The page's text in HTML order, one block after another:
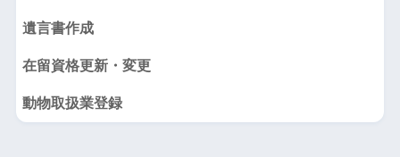
遺言書作成
在留資格更新・変更
動物取扱業登録